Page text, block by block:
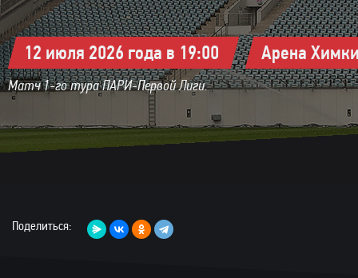
12 июля 2026 года в 19:00 Арена
Матч 1-го тура ПАРИ-Первой Лиги.
Поделиться: